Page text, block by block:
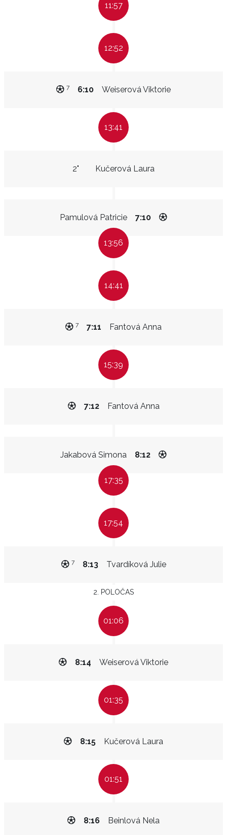
11:57
12:52
Weiserová Viktorie
6:10
7
13:41
Kučerová Laura
2"
Pamulová Patricie 7:10
13:56
14:41
Fantová Anna
7:11
7
15:39
Fantová Anna
7:12
Jakabová Simona 8:12
17:35
17:54
Tvardíková Julie
8:13
7
2. POLOČAS
01:06
Weiserová Viktorie
8:14
01:35
Kučerová Laura
8:15
01:51
Beinlová Nela
8:16